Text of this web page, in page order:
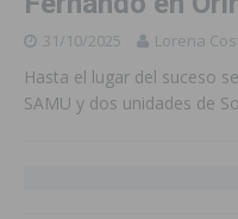
31/10/2025 Lorena
Hasta el lugar del suceso
SAMU y dos unidades de